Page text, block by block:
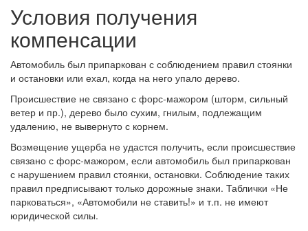
Условия получения
компенсации
Автомобиль был припаркован с соблюдением правил стоянки
и остановки или ехал, когда на него упало дерево.
Происшествие не связано с форс-мажором (шторм, сильный
ветер и пр.), дерево было сухим, гнилым, подлежащим
удалению, не вывернуто с корнем.
Возмещение ущерба не удастся получить, если происшествие
связано с форс-мажором, если автомобиль был припаркован
с нарушением правил стоянки, остановки. Соблюдение таких
правил предписывают только дорожные знаки. Таблички «Не
парковаться», «Автомобили не ставить!» и т.п. не имеют
юридической силы.